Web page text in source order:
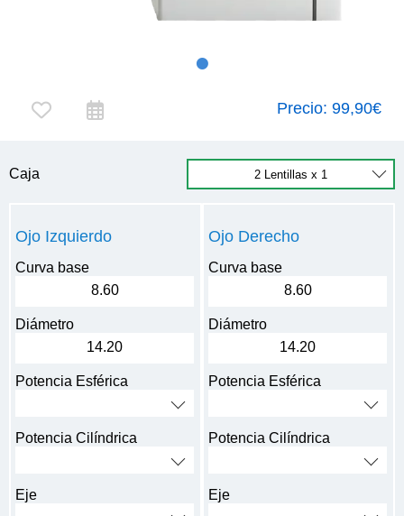
Precio: 99,90€
Caja
Ojo Izquierdo
Curva base
8.60
Diámetro
14.20
Potencia Esférica
Potencia Cilíndrica
Eje
Ojo Derecho
Curva base
8.60
Diámetro
14.20
Potencia Esférica
Potencia Cilíndrica
Eje